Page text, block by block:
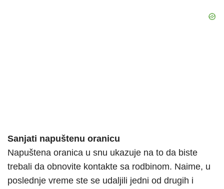
Sanjati napuštenu oranicu
Napuštena oranica u snu ukazuje na to da biste
trebali da obnovite kontakte sa rodbinom. Naime, u
poslednje vreme ste se udaljili jedni od drugih i